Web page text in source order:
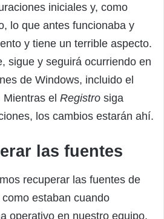
iniciales y, como
lo que antes funcionaba y
y tiene un terrible aspecto.
sigue y seguirá ocurriendo en
de Windows, incluido el
Mientras el Registro siga
los cambios estarán ahí.
las fuentes
recuperar las fuentes de
estaban cuando
operativo en nuestro equipo.